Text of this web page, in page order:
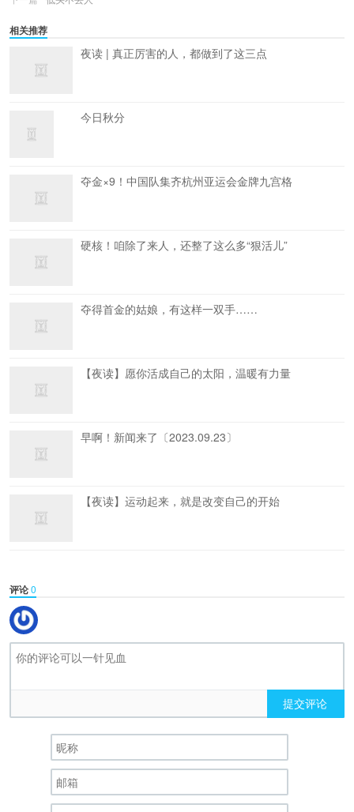
相关推荐
夜读 | 真正厉害的人，都做到了这三点
今日秋分
夺金×9！中国队集齐杭州亚运会金牌九宫格
硬核！咱除了来人，还整了这么多“狠活儿”
夺得首金的姑娘，有这样一双手……
【夜读】愿你活成自己的太阳，温暖有力量
早啊！新闻来了〔2023.09.23〕
【夜读】运动起来，就是改变自己的开始
评论0
提交评论